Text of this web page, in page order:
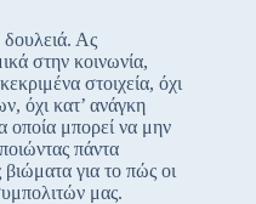
Ας
στην κοινωνία,
στοιχεία, όχι
όχι κατ’ ανάγκη
οποία μπορεί να μην
πάντα
για το πώς οι
μας.